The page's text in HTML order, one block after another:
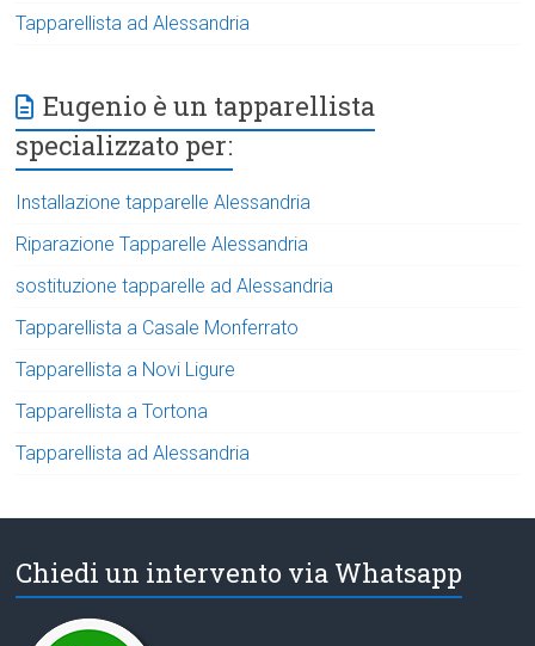
Tapparellista ad Alessandria
Eugenio è un tapparellista
specializzato per:
Installazione tapparelle Alessandria
Riparazione Tapparelle Alessandria
sostituzione tapparelle ad Alessandria
Tapparellista a Casale Monferrato
Tapparellista a Novi Ligure
Tapparellista a Tortona
Tapparellista ad Alessandria
Chiedi un intervento via Whatsapp